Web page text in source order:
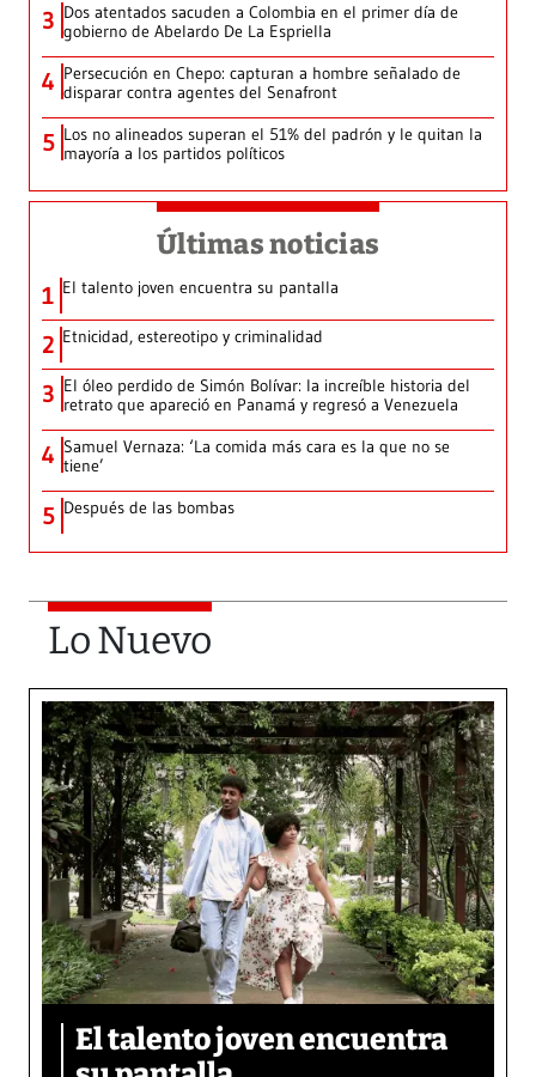
3 Dos atentados sacuden a Colombia en el primer día de
gobierno de Abelardo De La Espriella
4 Persecución en Chepo: capturan a hombre señalado de
disparar contra agentes del Senafront
5 Los no alineados superan el 51% del padrón y le quitan la
mayoría a los partidos políticos
Últimas noticias
1 El talento joven encuentra su pantalla​
2 Etnicidad, estereotipo y criminalidad
3 El óleo perdido de Simón Bolívar: la increíble historia del
retrato que apareció en Panamá y regresó a Venezuela
4 Samuel Vernaza: ‘La comida más cara es la que no se
tiene’
5 Después de las bombas
Lo Nuevo
El talento joven encuentra